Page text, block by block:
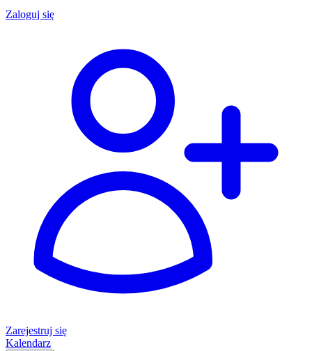
Zaloguj się
Zarejestruj się
Kalendarz